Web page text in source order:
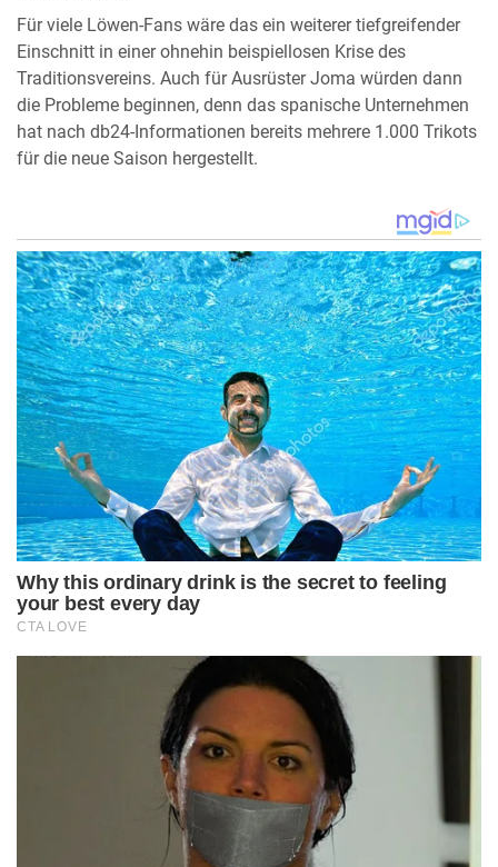
Für viele Löwen-Fans wäre das ein weiterer tiefgreifender
Einschnitt in einer ohnehin beispiellosen Krise des
Traditionsvereins. Auch für Ausrüster Joma würden dann
die Probleme beginnen, denn das spanische Unternehmen
hat nach db24-Informationen bereits mehrere 1.000 Trikots
für die neue Saison hergestellt.